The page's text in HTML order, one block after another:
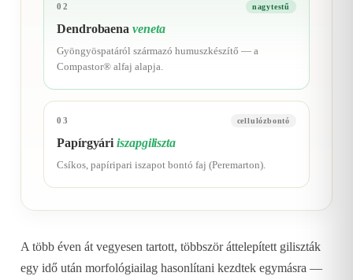
02 nagytestű
Dendrobaenaveneta
Gyöngyöspatáról származó humuszkészítő — a
Compastor® alfaj alapja.
03 cellulózbontó
Papírgyáriiszapgiliszta
Csíkos, papíripari iszapot bontó faj (Peremarton).
A több éven át vegyesen tartott, többször áttelepített giliszták
egy idő után morfológiailag hasonlítani kezdtek egymásra —